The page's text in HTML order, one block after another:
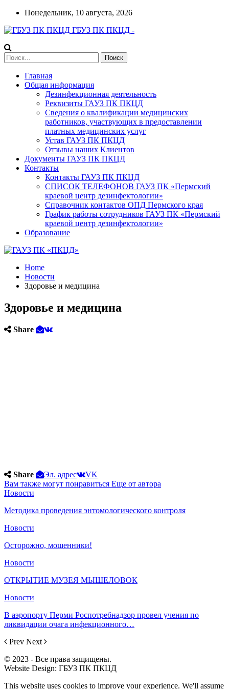
Понедельник, 10 августа, 2026
ГБУЗ ПК ПКЦД -
Главная
Общая информация
Дезинфекционная деятельность
Реквизиты ГАУЗ ПК ПКЦД
Сведения о квалификации медицинских
работников, участвующих в предоставлении
платных медицинских услуг
Устав ГАУЗ ПК ПКЦД
Отзывы наших Клиентов
Документы ГАУЗ ПК ПКЦД
Контакты
Контакты ГАУЗ ПК ПКЦД
СПИСОК ТЕЛЕФОНОВ ГАУЗ ПК «Пермский
краевой центр дезинфектологии»
Справочник контактов ОПД Пермского края
График работы сотрудников ГАУЗ ПК «Пермский
краевой центр дезинфектологии»
Образование
Home
Новости
Здоровье и медицина
Здоровье и медицина
Share
Share Эл. адрес
VK
Вам также могут понравиться Еще от автора
Новости
Методика проведения энтомологического контроля
Новости
Осторожно, мошенники!
Новости
ОТКРЫТИЕ МУЗЕЯ МЫШЕЛОВОК
Новости
В аэропорту Перми Роспотребнадзор провел учения по
ликвидации очага инфекционного…
Prev Next
© 2023 - Все права защищены.
Website Design: ГБУЗ ПК ПКЦД
This website uses cookies to improve your experience. We'll assume